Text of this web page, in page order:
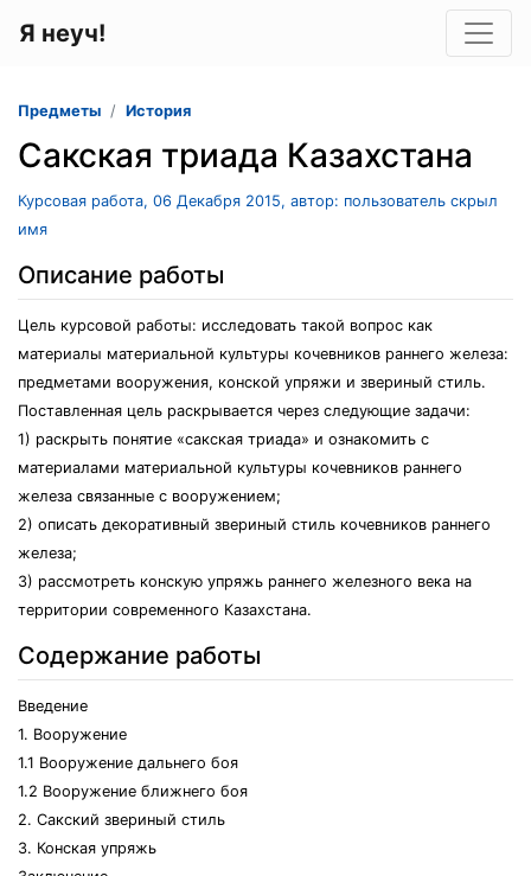
Я неуч!
Предметы История
Сакская триада Казахстана
Курсовая работа, 06 Декабря 2015, автор: пользователь скрыл
имя
Описание работы
Цель курсовой работы: исследовать такой вопрос как
материалы материальной культуры кочевников раннего железа:
предметами вооружения, конской упряжи и звериный стиль.
Поставленная цель раскрывается через следующие задачи:
1) раскрыть понятие «сакская триада» и ознакомить с
материалами материальной культуры кочевников раннего
железа связанные с вооружением;
2) описать декоративный звериный стиль кочевников раннего
железа;
3) рассмотреть конскую упряжь раннего железного века на
территории современного Казахстана.
Содержание работы
Введение
1. Вооружение
1.1 Вооружение дальнего боя
1.2 Вооружение ближнего боя
2. Сакский звериный стиль
3. Конская упряжь